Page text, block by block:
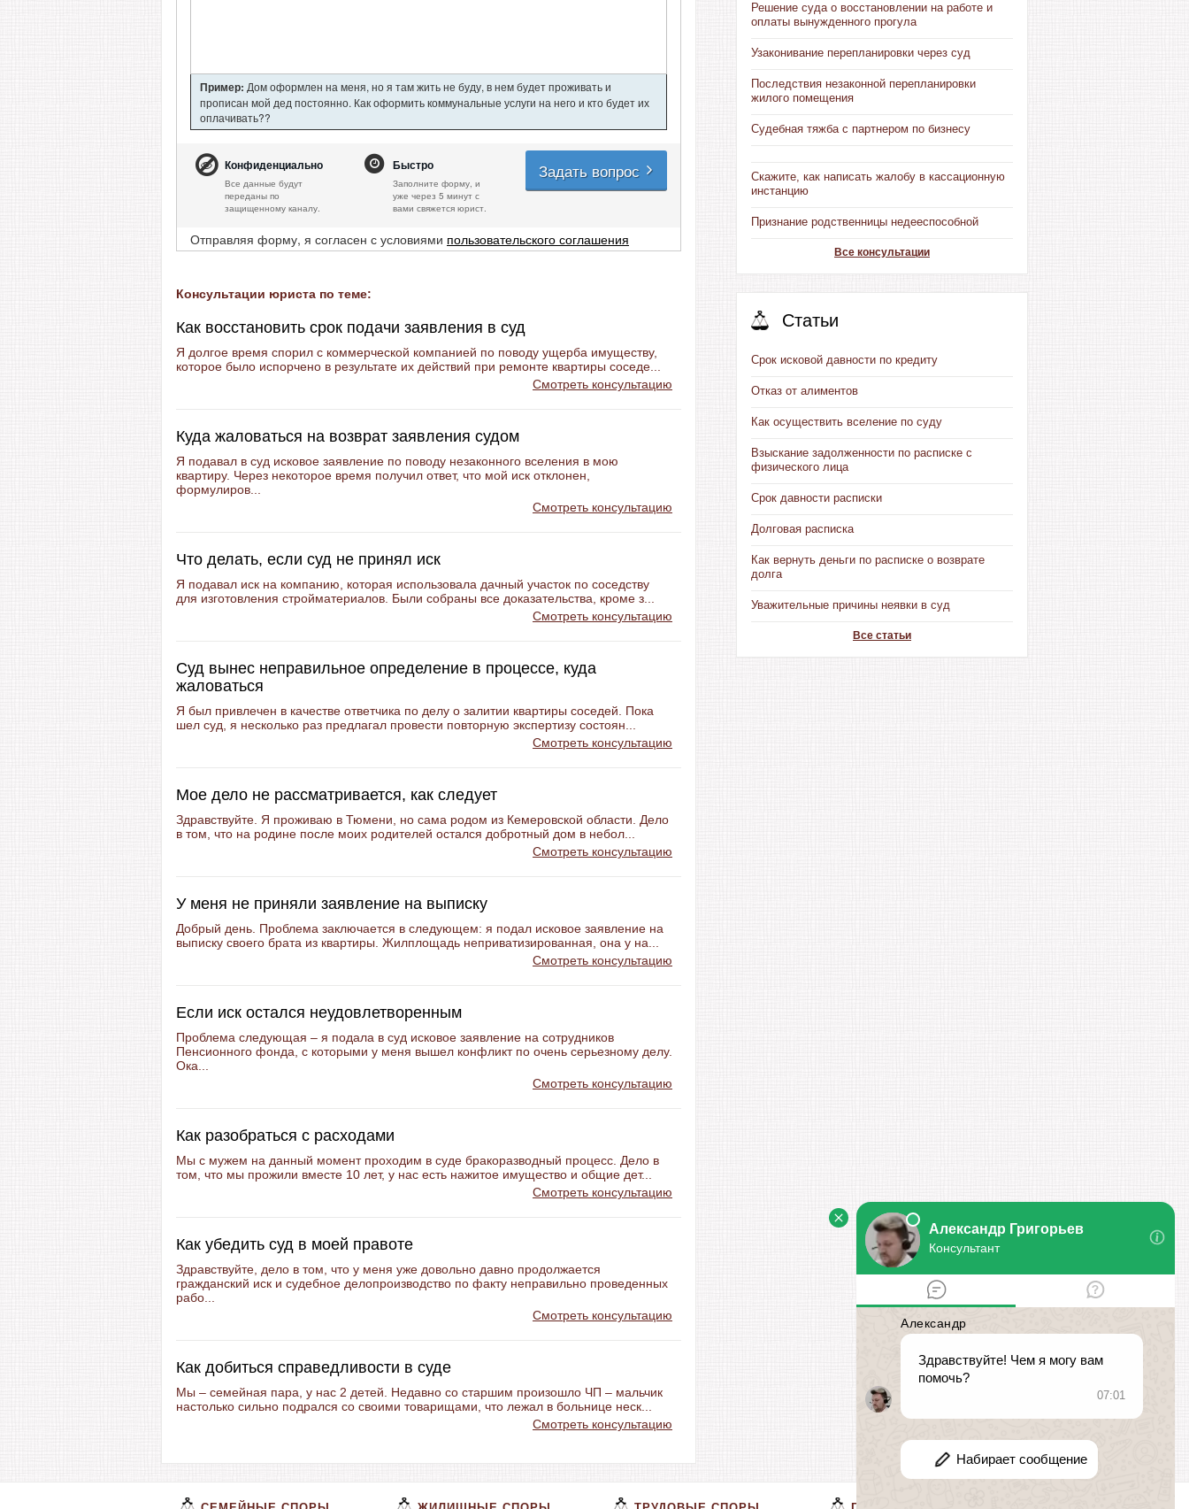
Пример: Дом оформлен на меня, но я там жить не буду, в нем будет проживать и
прописан мой дед постоянно. Как оформить коммунальные услуги на него и кто будет их
оплачивать??
Конфиденциально
Все данные будут
переданы по
защищенному каналу.
Быстро
Заполните форму, и
уже через 5 минут с
вами свяжется юрист.
Задать вопрос
Отправляя форму, я согласен с условиями пользовательского соглашения
Консультации юриста по теме:
Как восстановить срок подачи заявления в суд
Я долгое время спорил с коммерческой компанией по поводу ущерба имуществу,
которое было испорчено в результате их действий при ремонте квартиры соседе...
Смотреть консультацию
Куда жаловаться на возврат заявления судом
Я подавал в суд исковое заявление по поводу незаконного вселения в мою
квартиру. Через некоторое время получил ответ, что мой иск отклонен,
формулиров...
Смотреть консультацию
Что делать, если суд не принял иск
Я подавал иск на компанию, которая использовала дачный участок по соседству
для изготовления стройматериалов. Были собраны все доказательства, кроме з...
Смотреть консультацию
Суд вынес неправильное определение в процессе, куда
жаловаться
Я был привлечен в качестве ответчика по делу о залитии квартиры соседей. Пока
шел суд, я несколько раз предлагал провести повторную экспертизу состоян...
Смотреть консультацию
Мое дело не рассматривается, как следует
Здравствуйте. Я проживаю в Тюмени, но сама родом из Кемеровской области. Дело
в том, что на родине после моих родителей остался добротный дом в небол...
Смотреть консультацию
У меня не приняли заявление на выписку
Добрый день. Проблема заключается в следующем: я подал исковое заявление на
выписку своего брата из квартиры. Жилплощадь неприватизированная, она у на...
Смотреть консультацию
Если иск остался неудовлетворенным
Проблема следующая – я подала в суд исковое заявление на сотрудников
Пенсионного фонда, с которыми у меня вышел конфликт по очень серьезному делу.
Ока...
Смотреть консультацию
Как разобраться с расходами
Мы с мужем на данный момент проходим в суде бракоразводный процесс. Дело в
том, что мы прожили вместе 10 лет, у нас есть нажитое имущество и общие дет...
Смотреть консультацию
Как убедить суд в моей правоте
Здравствуйте, дело в том, что у меня уже довольно давно продолжается
гражданский иск и судебное делопроизводство по факту неправильно проведенных
рабо...
Смотреть консультацию
Как добиться справедливости в суде
Мы – семейная пара, у нас 2 детей. Недавно со старшим произошло ЧП – мальчик
настолько сильно подрался со своими товарищами, что лежал в больнице неск...
Смотреть консультацию
Решение суда о восстановлении на работе и
оплаты вынужденного прогула
Узаконивание перепланировки через суд
Последствия незаконной перепланировки
жилого помещения
Судебная тяжба с партнером по бизнесу
Скажите, как написать жалобу в кассационную
инстанцию
Признание родственницы недееспособной
Все консультации
Статьи
Срок исковой давности по кредиту
Отказ от алиментов
Как осуществить вселение по суду
Взыскание задолженности по расписке с
физического лица
Срок давности расписки
Долговая расписка
Как вернуть деньги по расписке о возврате
долга
Уважительные причины неявки в суд
Все статьи